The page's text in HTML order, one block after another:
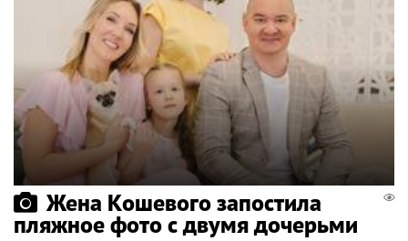
Жена Кошевого запостила
пляжное фото с двумя дочерьми